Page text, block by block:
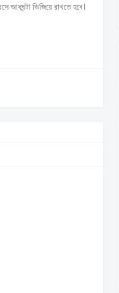
আধঘন্টা ভিজিয়ে রাখতে হবে।